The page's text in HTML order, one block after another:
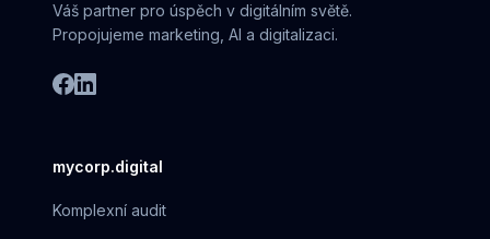
Váš partner pro úspěch v digitálním světě.
Propojujeme marketing, AI a digitalizaci.
mycorp.digital
Komplexní audit